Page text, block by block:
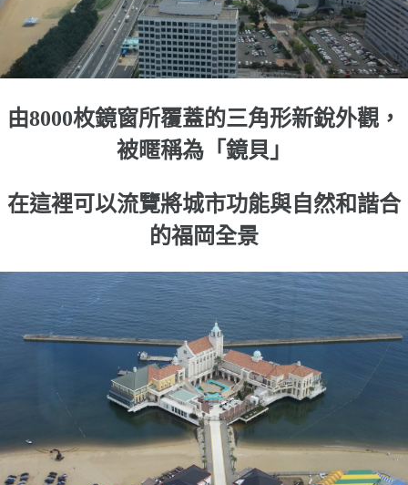
由8000枚鏡窗所覆蓋的三角形新銳外觀，
被暱稱為「鏡貝」
在這裡可以流覽將城市功能與自然和諧合
的福岡全景